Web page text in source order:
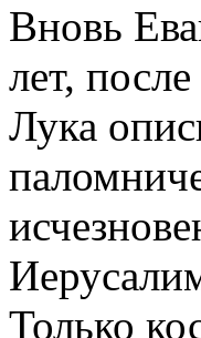
Вновь
лет,
Лука
Только